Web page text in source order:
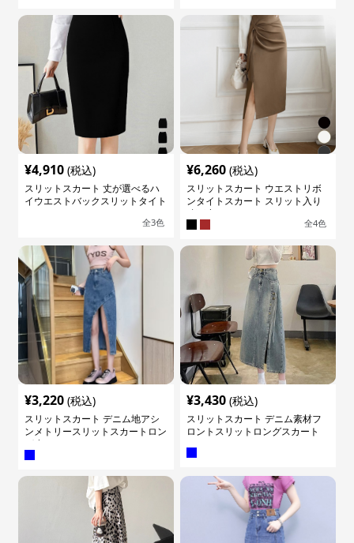
¥4,910 (税込)
スリットスカート 丈が選べるハ
イウエストバックスリットタイト
全3色
¥6,260 (税込)
スリットスカート ウエストリボ
ンタイトスカート スリット入り
膝下丈
全4色
¥3,220 (税込)
スリットスカート デニム地アシ
ンメトリースリットスカートロン
グ丈
¥3,430 (税込)
スリットスカート デニム素材フ
ロントスリットロングスカート